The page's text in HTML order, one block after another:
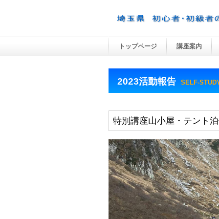
2023活動報告 SELF-
特別講座山小屋・テン
トップページ 講座案内